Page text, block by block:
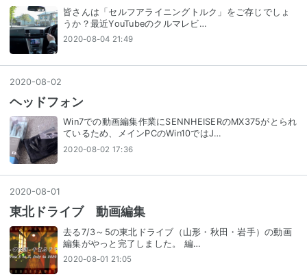
皆さんは「セルフアライニングトルク」をご存じでしょ
うか？最近YouTubeのクルマレビ…
2020-08-04 21:49
2020-08-02
ヘッドフォン
Win7での動画編集作業にSENNHEISERのMX375がとられ
ているため、メインPCのWin10ではJ…
2020-08-02 17:36
2020-08-01
東北ドライブ 動画編集
去る7/3～5の東北ドライブ（山形・秋田・岩手）の動画
編集がやっと完了しました。 編…
2020-08-01 21:05